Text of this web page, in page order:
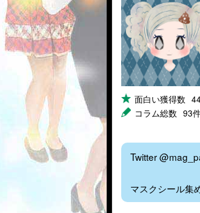
面白い獲得数
コラム総数 93
Twitter
マスクシール集